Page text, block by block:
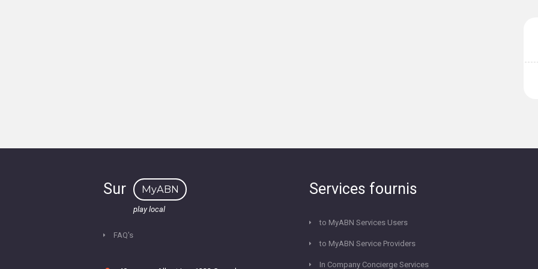
Sur MyABN
play local
FAQ's
Services fournis
to MyABN Services Users
to MyABN Service Providers
In Company Concierge Services